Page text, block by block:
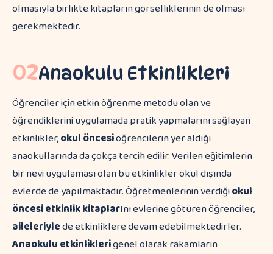
olmasıyla birlikte kitapların görselliklerinin de olması
gerekmektedir.
02Anaokulu Etkinlikleri
Öğrenciler için etkin öğrenme metodu olan ve
öğrendiklerini uygulamada pratik yapmalarını sağlayan
etkinlikler,okul öncesiöğrencilerin yer aldığı
anaokullarında da çokça tercih edilir. Verilen eğitimlerin
bir nevi uygulaması olan bu etkinlikler okul dışında
evlerde de yapılmaktadır. Öğretmenlerinin verdiğiokul
öncesi etkinlik kitaplarını evlerine götüren öğrenciler,
aileleriylede etkinliklere devam edebilmektedirler.
Anaokulu etkinliklerigenel olarak rakamların